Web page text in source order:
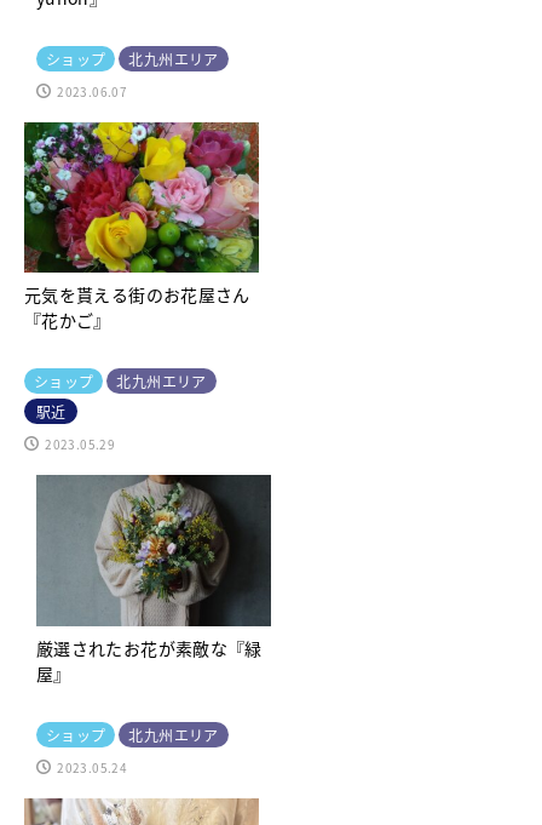
ショップ 北九州エリア
2023.06.07
元気を貰える街のお花屋さん
『花かご』
ショップ
北九州エリア
駅近
2023.05.29
厳選されたお花が素敵な『緑
屋』
ショップ 北九州エリア
2023.05.24